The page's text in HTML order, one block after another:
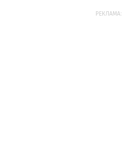
РЕКЛАМА: